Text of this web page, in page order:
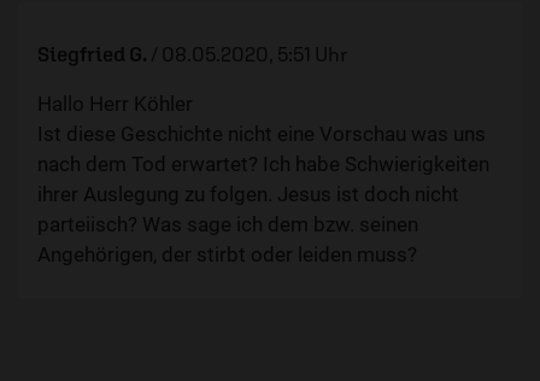
Siegfried G. / 08.05.2020, 5:51 Uhr
Hallo Herr Köhler
Ist diese Geschichte nicht eine Vorschau was uns
nach dem Tod erwartet? Ich habe Schwierigkeiten
ihrer Auslegung zu folgen. Jesus ist doch nicht
parteiisch? Was sage ich dem bzw. seinen
Angehörigen, der stirbt oder leiden muss?